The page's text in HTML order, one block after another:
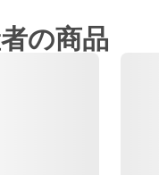
の商品